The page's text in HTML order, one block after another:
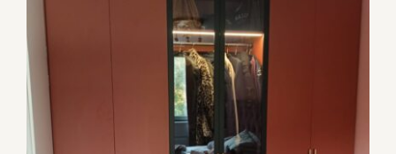
Draaideurkast in Decolegno
Ovatta UB55